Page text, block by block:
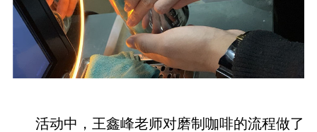
活动中， 王鑫峰老师对磨制咖啡的流程做了